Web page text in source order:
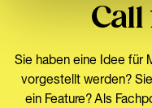
Sie haben eine Idee für
vorgestellt werden?
ein Feature? Als